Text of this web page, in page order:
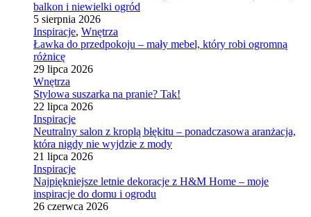
balkon i niewielki ogród
5 sierpnia 2026
Inspiracje, Wnętrza
Ławka do przedpokoju – mały mebel, który robi ogromną
różnicę
29 lipca 2026
Wnętrza
Stylowa suszarka na pranie? Tak!
22 lipca 2026
Inspiracje
Neutralny salon z kroplą błękitu – ponadczasowa aranżacja,
która nigdy nie wyjdzie z mody
21 lipca 2026
Inspiracje
Najpiękniejsze letnie dekoracje z H&M Home – moje
inspiracje do domu i ogrodu
26 czerwca 2026